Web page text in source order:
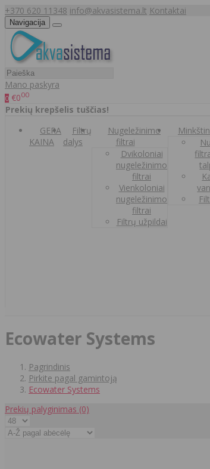
+370 620 11348 info@akvasistema.lt Kontaktai
Navigacija
Mano paskyra
0 €000
Prekių krepšelis tuščias!
GERA
KAINA
Filtrų
dalys
Nugeležinimo
filtrai
Dvikoloniai
nugeležinimo
filtrai
Vienkoloniai
nugeležinimo
filtrai
Filtrų užpildai
Ecowater Systems
Pagrindinis
Pirkite pagal gamintoją
Ecowater Systems
Prekių palyginimas (0)